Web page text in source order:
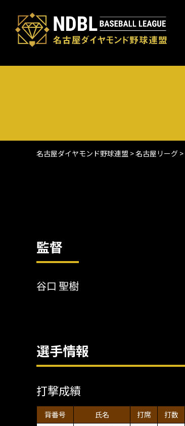
名古屋ダイヤモンド野球連盟 >名古屋リーグ >
監督
谷口 聖樹
選手情報
打撃成績
背番号 氏名 打席 打数